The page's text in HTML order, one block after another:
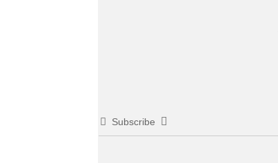
Subscribe